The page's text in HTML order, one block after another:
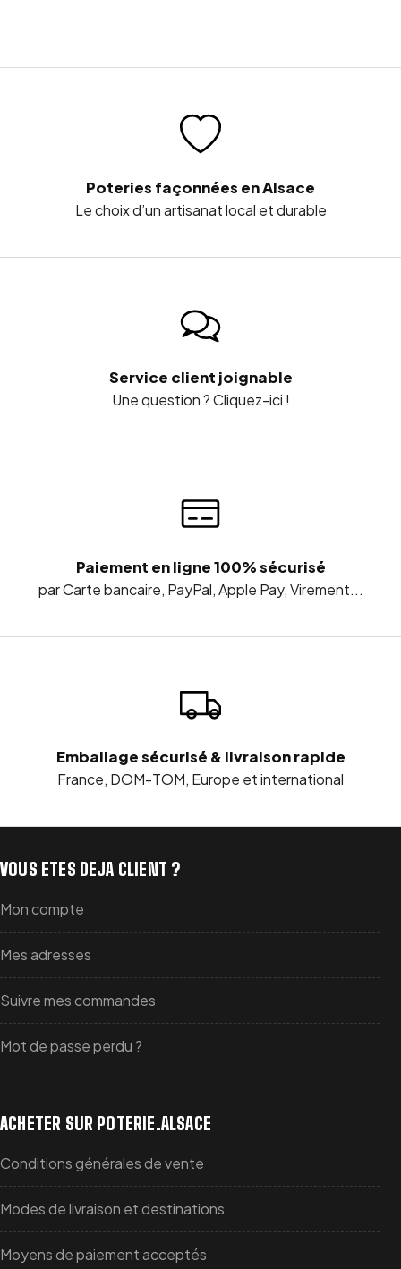
Poteries façonnées en Alsace
Le choix d’un artisanat local et durable
Service client joignable
Une question ? Cliquez-ici !
Paiement en ligne 100% sécurisé
par Carte bancaire, PayPal, Apple Pay, Virement...
Emballage sécurisé & livraison rapide
France, DOM-TOM, Europe et international
VOUS ETES DEJA CLIENT ?
Mon compte
Mes adresses
Suivre mes commandes
Mot de passe perdu ?
ACHETER SUR POTERIE.ALSACE
Conditions générales de vente
Modes de livraison et destinations
Moyens de paiement acceptés